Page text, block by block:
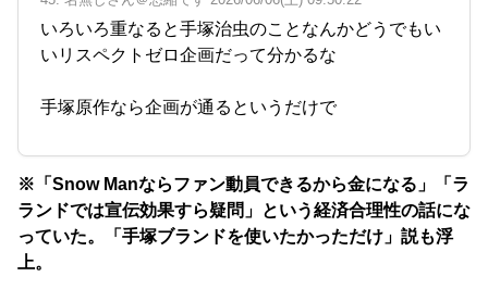
いろいろ重なると手塚治虫のことなんかどうでもい
いリスペクトゼロ企画だって分かるな
手塚原作なら企画が通るというだけで
※「Snow Manならファン動員できるから金になる」「ラ
ランドでは宣伝効果すら疑問」という経済合理性の話にな
っていた。「手塚ブランドを使いたかっただけ」説も浮
上。